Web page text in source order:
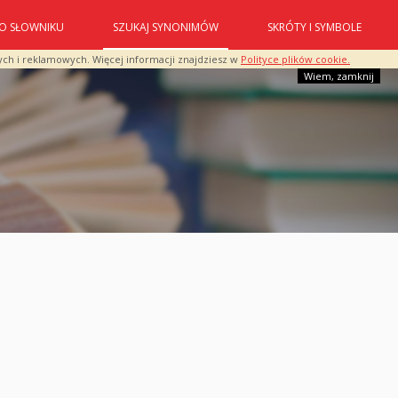
i reklamowych. Więcej informacji znajdziesz w Polityce plików cookie.
Wiem, zamknij
O SŁOWNIKU SZUKAJ SYNONIMÓW SKRÓTY I SYMBOLE